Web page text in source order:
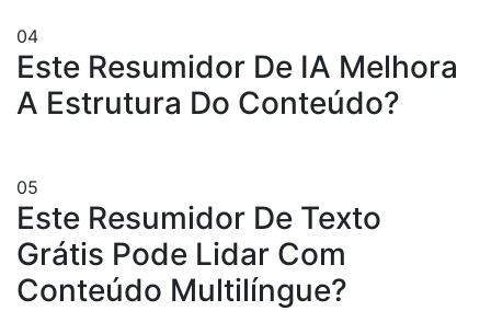
04
Este Resumidor De IA Melhora
A Estrutura Do Conteúdo?
05
Este Resumidor De Texto
Grátis Pode Lidar Com
Conteúdo Multilíngue?